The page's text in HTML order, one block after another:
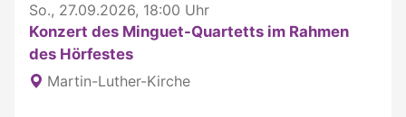
So., 27.09.2026, 18:00 Uhr
Konzert des Minguet-Quartetts im Rahmen
des Hörfestes
Martin-Luther-Kirche